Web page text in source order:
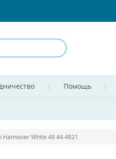
Помощь
Hannover White 48 44.4821